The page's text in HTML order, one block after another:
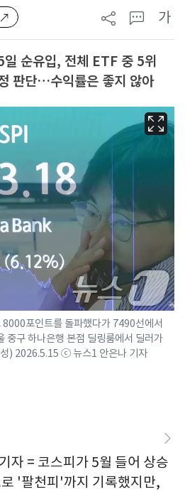
가
순유입, 전체 ETF 중 5위
판단…수익률은 좋지 않아
포인트를 돌파했다가 7490선에서
중구 하나은행 본점 딜링룸에서 딜러가
) 2026.5.15 ⓒ 뉴스1 안은나 기자
자 = 코스피가 5월 들어 상승
'팔천피'까지 기록했지만,